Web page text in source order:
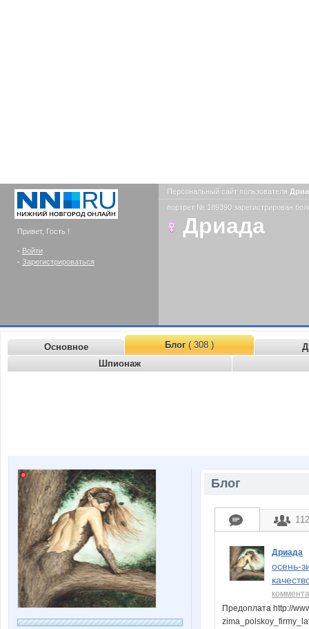
Привет, Гость !
- Войти
- Зарегистрироваться
Персональный сайт пользователя
портрет № 189390 зарегистрирован
Дриада
Основное Блог( 308 )
Шпионаж
Блог
Дриада
осень-
Предоплата http://